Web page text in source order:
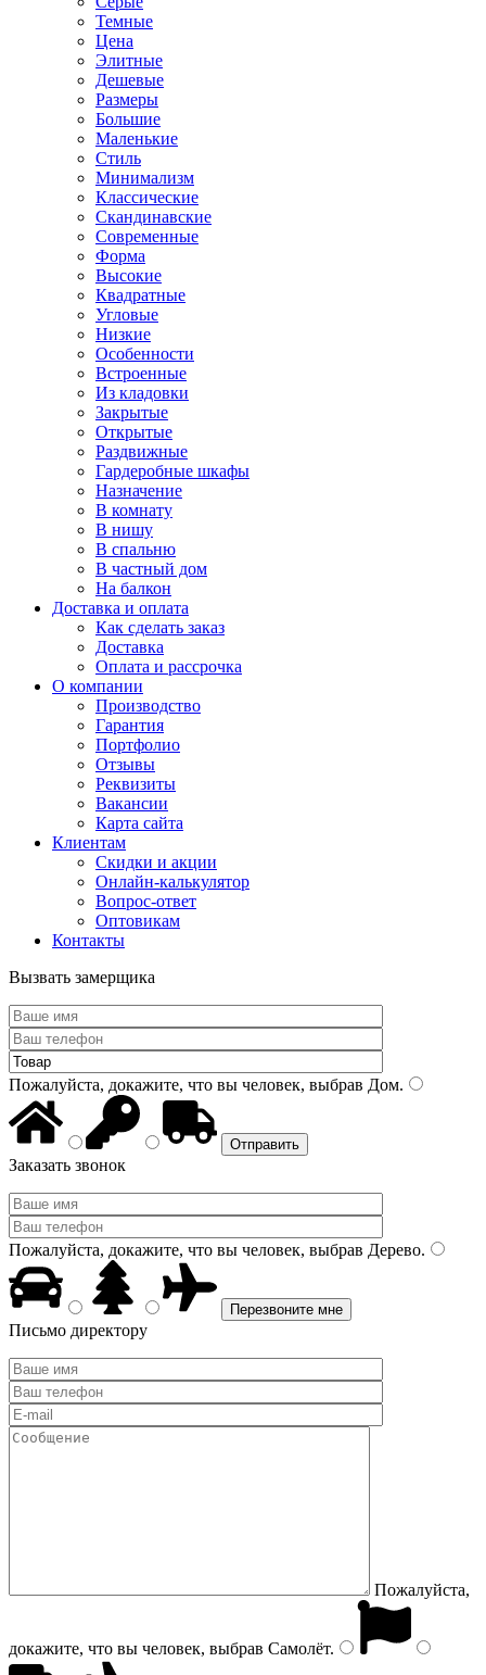
Темные
Цена
Элитные
Дешевые
Размеры
Большие
Маленькие
Стиль
Минимализм
Классические
Скандинавские
Современные
Форма
Высокие
Квадратные
Угловые
Низкие
Особенности
Встроенные
Из кладовки
Закрытые
Открытые
Раздвижные
Гардеробные шкафы
Назначение
В комнату
В нишу
В спальню
В частный дом
На балкон
Доставка и оплата
Как сделать заказ
Доставка
Оплата и рассрочка
О компании
Производство
Гарантия
Портфолио
Отзывы
Реквизиты
Вакансии
Карта сайта
Клиентам
Скидки и акции
Онлайн-калькулятор
Вопрос-ответ
Оптовикам
Контакты
Вызвать замерщика
Пожалуйста, докажите, что вы человек, выбрав Дом.
Заказать звонок
Пожалуйста, докажите, что вы человек, выбрав Дерево.
Письмо директору
Пожалуйста,
докажите, что вы человек, выбрав Самолёт.